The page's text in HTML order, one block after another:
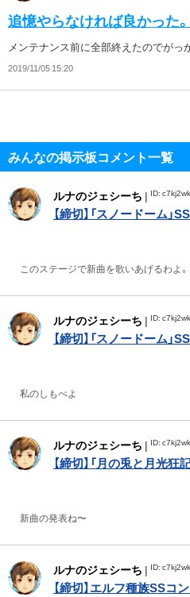
追憶やらなければ良かった。
メンテナンス前に全部終えたのでがっ
2019/11/05 15:20
みんなの掲示板コメント一覧
ルナのジェシーち | ID:
【締切】「スノードーム」
このステージで新曲を歌いあげるわよ。
ルナのジェシーち | ID:
【締切】「スノードーム」
私のしもべよ
ルナのジェシーち | ID:
【締切】「月の兎と月光狂
新曲の発表ね〜
ルナのジェシーち | ID:
【締切】エルフ種族SSコ